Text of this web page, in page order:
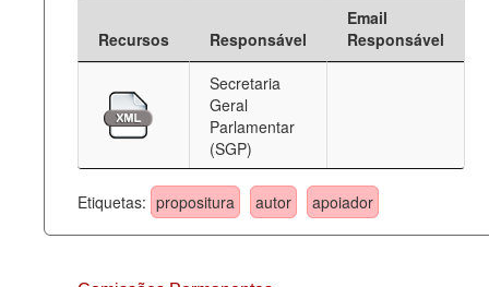
Deputados Estaduais
Administração
Agenda
Perguntas frequentes
Contato
Recursos Responsável
Email
Responsável
Secretaria
Geral
Parlamentar
(SGP)
Etiquetas: propositura autor apoiador